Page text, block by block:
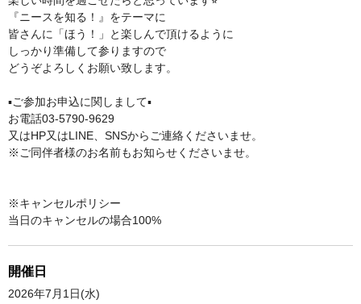
『ニースを知る！』をテーマに
皆さんに「ほう！」と楽しんで頂けるように
しっかり準備して参りますので
どうぞよろしくお願い致します。
▪️ご参加お申込に関しまして▪️
お電話03-5790-9629
又はHP又はLINE、SNSからご連絡くださいませ。
※ご同伴者様のお名前もお知らせくださいませ。
※キャンセルポリシー
当日のキャンセルの場合100%
開催日
2026年7月1日(水)